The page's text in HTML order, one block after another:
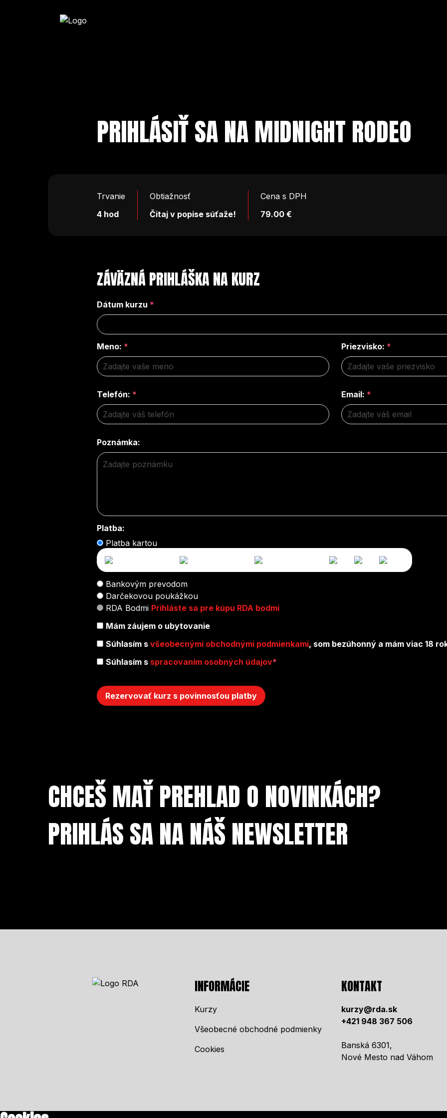
PRIHLÁSIŤ SA NA MIDNIGHT RODEO
Trvanie
4 hod
Obtiažnosť
Čitaj v popise súťaže!
Cena s DPH
79.00 €
ZÁVÄZNÁ PRIHLÁŠKA NA KURZ
Dátum kurzu *
Meno: * Priezvisko: *
Telefón: * Email: *
Poznámka:
Platba:
Platba kartou
Bankovým prevodom
Darčekovou poukážkou
RDA Bodmi Prihláste sa pre kúpu RDA bodmi
Mám záujem o ubytovanie
Súhlasím s všeobecnými obchodnými podmienkami, som bezúhonný a mám viac 18
Súhlasím s spracovaním osobných údajov*
Rezervovať kurz s povinnosťou platby
CHCEŠ MAŤ PREHLAD O NOVINKÁCH?
PRIHLÁS SA NA NÁŠ NEWSLETTER
INFORMÁCIE
Kurzy
Všeobecné obchodné podmienky
Cookies
KONTAKT
kurzy@rda.sk
+421 948 367 506
Banská 6301,
Nové Mesto nad Váhom